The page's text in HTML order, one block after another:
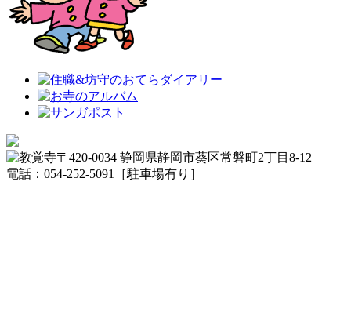
〒420-0034 静岡県静岡市葵区常磐町2丁目8-12
電話：054-252-5091［駐車場有り］